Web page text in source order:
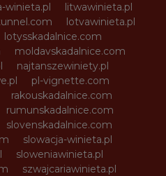
winieta.pl
litwawinieta.pl
lotvawinieta.pl
lotysskadalnice.com
moldavskadalnice.com
najtanszewiniety.pl
pl-vignette.com
rakouskadalnice.com
rumunskadalnice.com
slovenskadalnice.com
slowacja-winieta.pl
sloweniawinieta.pl
szwajcariawinieta.pl